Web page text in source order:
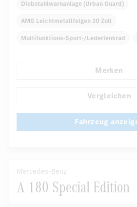
Diebstahlwarnanlage (Urban Guard)
AMG Leichtmetallfelgen 20 Zoll
Multifunktions-Sport-/Lederlenkrad
Multi-Funktions-
Merken
Vergleichen
Fahrzeug
Mercedes-Benz
A 180 Special Edition